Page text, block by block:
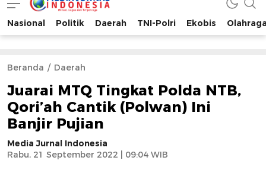
Media Jurnal Indonesia
Bersama Membangun Indonesia
Nasional Politik Daerah TNI-Polri Ekobis
Beranda Daerah
Juarai MTQ Tingkat Polda NTB,
Qori’ah Cantik (Polwan) Ini
Banjir Pujian
Media Jurnal Indonesia
Rabu, 21 September 2022 | 09:04 WIB